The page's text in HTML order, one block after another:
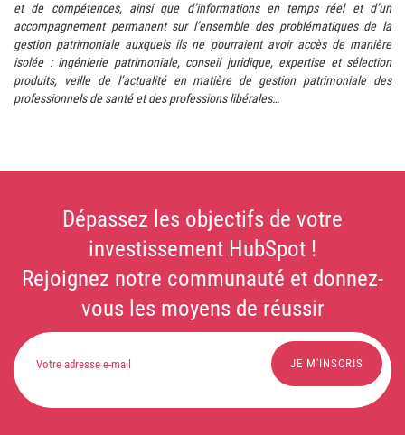
et de compétences, ainsi que d’informations en temps réel et d’un
accompagnement permanent sur l’ensemble des problématiques de la
gestion patrimoniale auxquels ils ne pourraient avoir accès de manière
isolée : ingénierie patrimoniale, conseil juridique, expertise et sélection
produits, veille de l’actualité en matière de gestion patrimoniale des
professionnels de santé et des professions libérales…
Dépassez les objectifs de votre
investissement HubSpot !
Rejoignez notre communauté et donnez-
vous les moyens de réussir